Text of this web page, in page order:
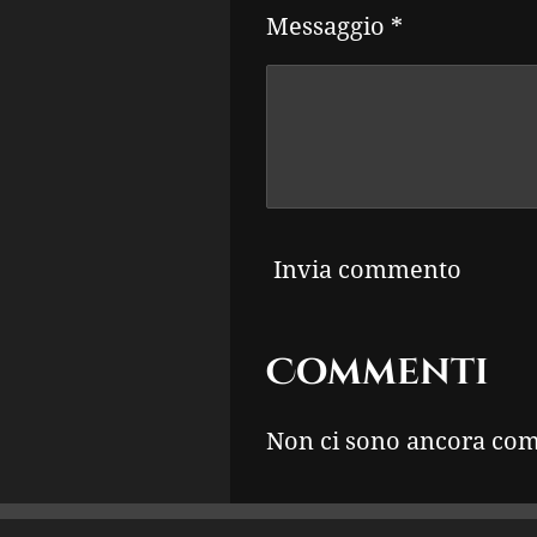
Messaggio *
Invia commento
Commenti
Non ci sono ancora